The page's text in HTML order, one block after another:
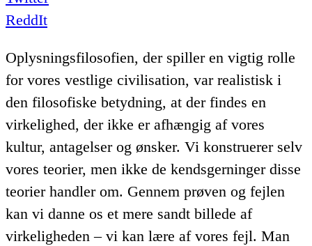
ReddIt
Oplysningsfilosofien, der spiller en vigtig rolle
for vores vestlige civilisation, var realistisk i
den filosofiske betydning, at der findes en
virkelighed, der ikke er afhængig af vores
kultur, antagelser og ønsker. Vi konstruerer selv
vores teorier, men ikke de kendsgerninger disse
teorier handler om. Gennem prøven og fejlen
kan vi danne os et mere sandt billede af
virkeligheden – vi kan lære af vores fejl. Man